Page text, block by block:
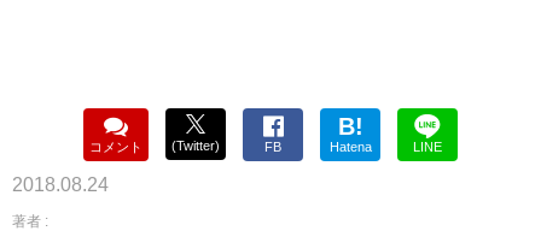
コメント (Twitter) FB
B!
Hatena LINE
2018.08.24
著者 :